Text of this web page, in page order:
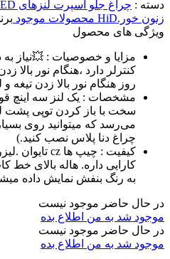
دسته : چراغ جلو اسپرت لنزهای LED. لنزهای هدلایت دار
زنون خور.HiD
محصولات موجود
ویژگی های محصول
مزایا و خصوصیات : 💥نیاز
کنترلر دارد ‌‌،هنگام نور بالا
روز هنگام نور بالا زدن
مشخصات : یک لنز سه اینچ
می‌رسد که میتوانید روی
چراغ دنا پلاس نصب کنید.)
کیفیت :
کارایی داره. هاله بالای خط
به رنگ بنفش نمایش داده میشه) 24ماه ضمانت
در حال حاضر موجود نیست
موجود شد به من اطلاع بده
در حال حاضر موجود نیست
موجود شد به من اطلاع بده